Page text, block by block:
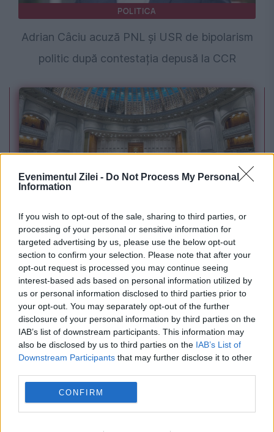
Evenimentul Zilei - Do Not Process My Personal
Information
If you wish to opt-out of the sale, sharing to third parties, or
processing of your personal or sensitive information for
targeted advertising by us, please use the below opt-out
section to confirm your selection. Please note that after your
opt-out request is processed you may continue seeing
interest-based ads based on personal information utilized by
us or personal information disclosed to third parties prior to
your opt-out. You may separately opt-out of the further
disclosure of your personal information by third parties on the
IAB’s list of downstream participants. This information may
also be disclosed by us to third parties on the IAB’s List of
Downstream Participants that may further disclose it to other
CONFIRM
POLITICA
Adrian Câciu acuză PNL și USR de bipolarism
politic după contestația depusă la CCR
Sorin Grindeanu: Parlamentul a evitat
pierderea a 5,8 miliarde de euro din PNRR și a
deblocat 16,7 miliarde din SAFE
INTERNATIONAL